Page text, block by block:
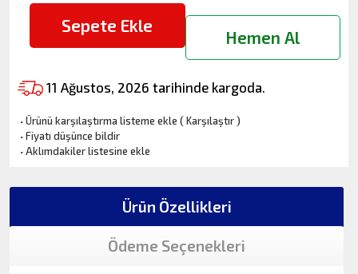
Sepete Ekle
Hemen Al
11 Ağustos, 2026 tarihinde kargoda.
·Ürünü karşılaştırma listeme ekle (Karşılaştır)
·Fiyatı düşünce bildir
·Aklımdakiler listesine ekle
Ürün Özellikleri
Ödeme Seçenekleri